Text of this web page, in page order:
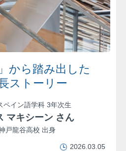
から踏み出した
ストーリー
ペイン語学科 3年次生
マキシーン さん
戸龍谷高校 出身
2026.03.05